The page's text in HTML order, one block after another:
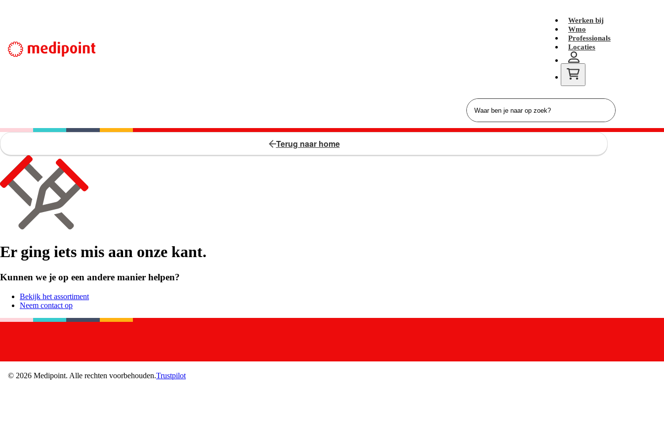
Werken bij
Wmo
Professionals
Locaties
Terug naar home
Er ging iets mis aan onze kant.
Kunnen we je op een andere manier helpen?
Bekijk het assortiment
Neem contact op
© 2026 Medipoint. Alle rechten voorbehouden.Trustpilot